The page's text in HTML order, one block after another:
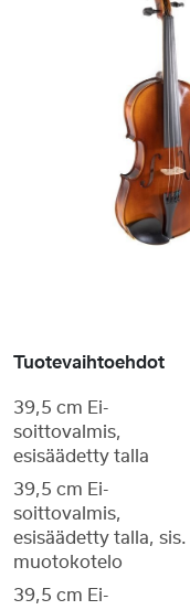
Tuotevaihtoehdot
39,5 cm Ei-
soittovalmis,
esisäädetty talla
39,5 cm Ei-
soittovalmis,
esisäädetty talla, sis.
muotokotelo
39,5 cm Ei-